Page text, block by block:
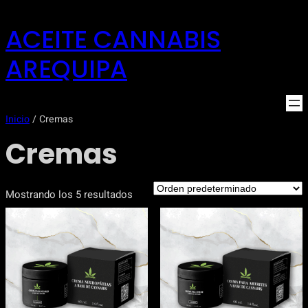
al
contenido
ACEITE CANNABIS
AREQUIPA
Inicio/ Cremas
Cremas
Mostrando los 5 resultados